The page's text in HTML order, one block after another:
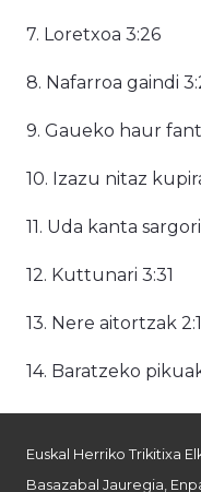
7. Loretxoa 3:26
8. Nafarroa gaindi
9. Gaueko haur
10. Izazu nitaz
11. Uda kanta
12. Kuttunari 3:31
13. Nere aitortzak
14. Baratzeko
Euskal Herriko Trikitixa
Basazabal Jauregia,